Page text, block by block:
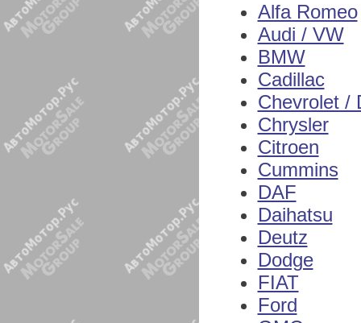
Alfa Romeo
Audi / VW
BMW
Cadillac
Chevrolet /
Chrysler
Citroen
Cummins
DAF
Daihatsu
Deutz
Dodge
FIAT
Ford